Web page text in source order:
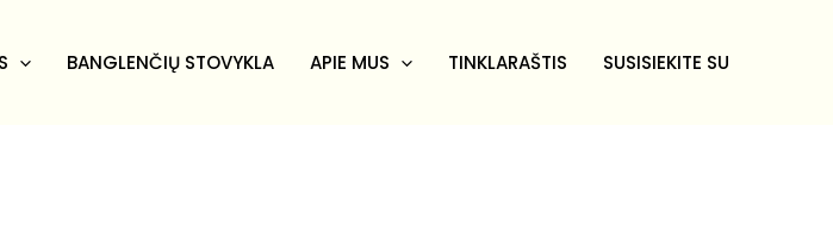
BANGLENČIŲ STOVYKLA APIE MUS TINKLARAŠTIS SUSISIEKITE SU